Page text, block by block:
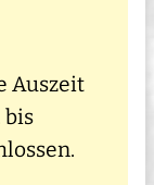
Auszeit
bis